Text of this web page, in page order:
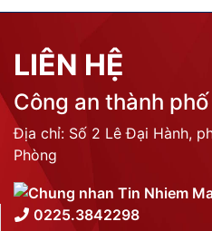
LIÊN HỆ
Công an thành
Địa chỉ: Số 2 Lê Đại Hành,
Phòng
0225.3842298